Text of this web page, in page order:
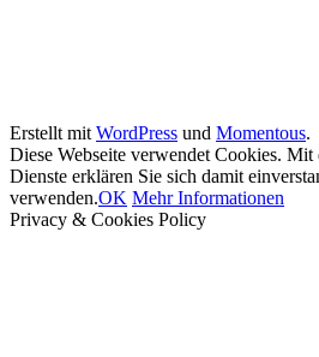
Erstellt mit WordPress und Momentous.
Diese Webseite verwendet Cookies. Mit
Dienste erklären Sie sich damit
verwenden.OK Mehr Informationen
Privacy & Cookies Policy